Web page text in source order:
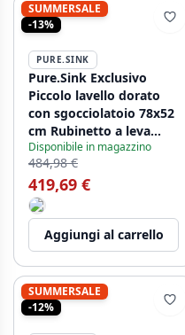
SUMMERSALE
-13%
PURE.SINK
Pure.Sink Exclusivo
Piccolo lavello dorato
con sgocciolatoio 78x52
cm Rubinetto a leva
sinistro PEX3478LT-60
Disponibile in magazzino
484,98 €
419,69 €
Aggiungi al carrello
SUMMERSALE
-12%